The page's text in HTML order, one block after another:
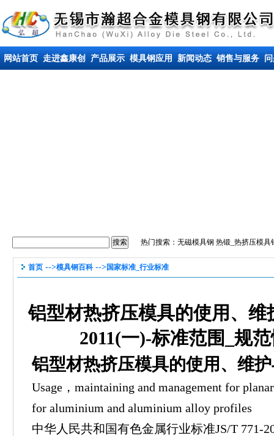
网站首页 走进鑫康创 产品展示 模具钢应用 新闻动态 销售与服务
热门搜索： 无磁模具钢 热锻_热挤压模具
首页 -->模具钢百科-->国家标准_行业标准
铝型材热挤压模具的使用、维
2011(一)-标准范围_规
铝型材热挤压模具的使用、维
Usage，maintaining and management for
for aluminium and aluminium alloy profiles
中华人民共和国有色金属行业标准JS/T 771-